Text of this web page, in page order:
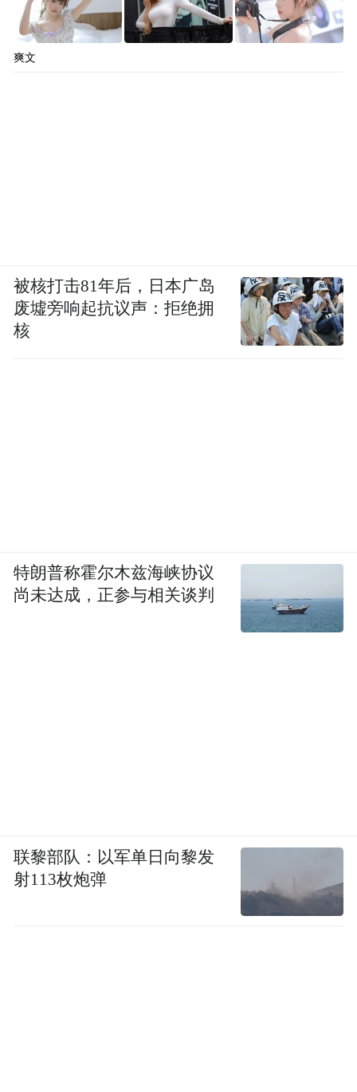
爽文
被核打击81年后，日本广岛
废墟旁响起抗议声：拒绝拥
核
特朗普称霍尔木兹海峡协议
尚未达成，正参与相关谈判
联黎部队：以军单日向黎发
射113枚炮弹